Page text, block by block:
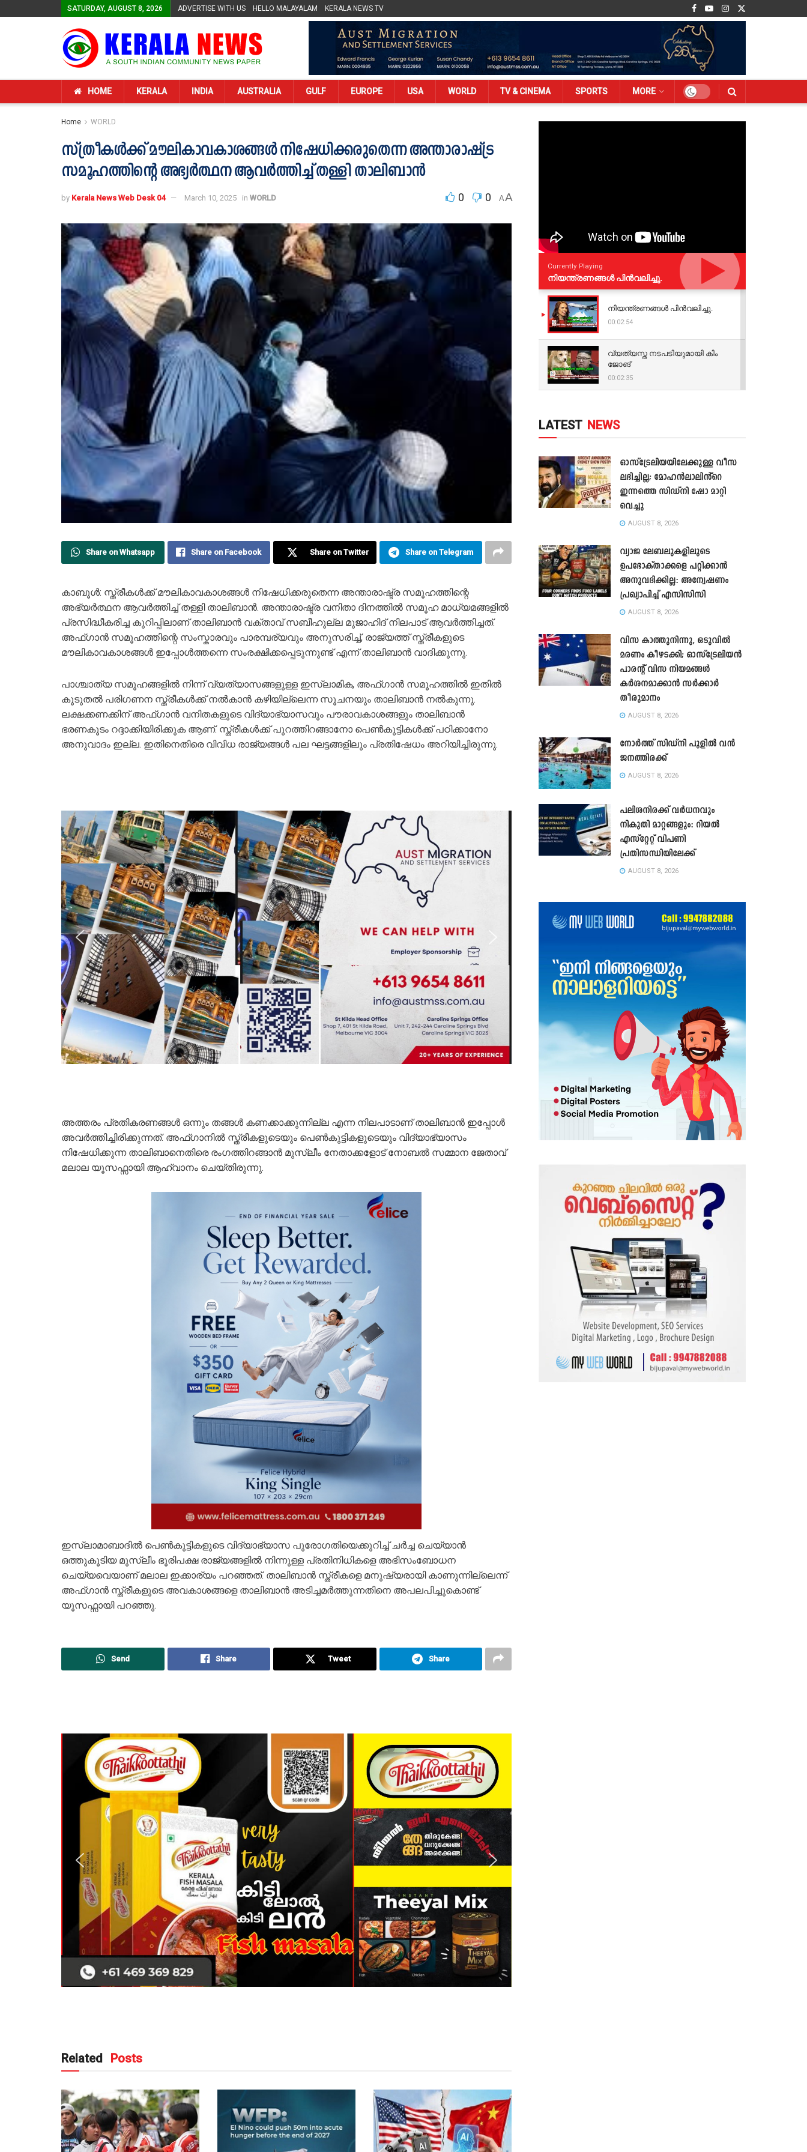
SATURDAY, AUGUST 8, 2026 ADVERTISE WITH US HELLO MALAYALAM KERALA NEWS TV
HOME KERALA INDIA AUSTRALIA GULF EUROPE USA WORLD TV & CINEMA SPORTS MORE
Home WORLD
സ്ത്രീകൾക്ക് മൗലികാവകാശങ്ങൾ നിഷേധിക്കരുതെന്ന അന്താരാഷ്ട്ര
സമൂഹത്തിന്റെ അഭ്യർത്ഥന ആവർത്തിച്ച് തള്ളി താലിബാൻ
by Kerala News Web Desk 04 March 10, 2025 in WORLD 0 0 AA
Share on Whatsapp Share on Facebook Share on Twitter Share on Telegram
കാബൂൾ: സ്ത്രീകൾക്ക് മൗലികാവകാശങ്ങൾ നിഷേധിക്കരുതെന്ന അന്താരാഷ്ട്ര സമൂഹത്തിന്റെ
അഭ്യർത്ഥന ആവർത്തിച്ച് തള്ളി താലിബാൻ. അന്താരാഷ്ട്ര വനിതാ ദിനത്തിൽ സമൂഹ മാധ്യമങ്ങളിൽ
പ്രസിദ്ധീകരിച്ച കുറിപ്പിലാണ് താലിബാൻ വക്താവ് സബീഹുല്ല മുജാഹിദ് നിലപാട് ആവർത്തിച്ചത്.
അഫ്ഗാൻ സമൂഹത്തിന്റെ സംസ്കാരവും പാരമ്പര്യവും അനുസരിച്ച്, രാജ്യത്ത് സ്ത്രീകളുടെ
മൗലികാവകാശങ്ങൾ ഇപ്പോൾത്തന്നെ സംരക്ഷിക്കപ്പെടുന്നുണ്ട് എന്ന് താലിബാൻ വാദിക്കുന്നു.
പാശ്ചാത്യ സമൂഹങ്ങളിൽ നിന്ന് വ്യത്യാസങ്ങളുള്ള ഇസ്ലാമിക, അഫ്ഗാൻ സമൂഹത്തിൽ ഇതിൽ
കൂടുതൽ പരിഗണന സ്ത്രീകൾക്ക് നൽകാൻ കഴിയില്ലെന്ന സൂചനയും താലിബാൻ നൽകുന്നു.
ലക്ഷക്കണക്കിന് അഫ്ഗാൻ വനിതകളുടെ വിദ്യാഭ്യാസവും പൗരാവകാശങ്ങളും താലിബാൻ
ഭരണകൂടം റദ്ദാക്കിയിരിക്കുക ആണ്. സ്ത്രീകൾക്ക് പുറത്തിറങ്ങാനോ പെൺകുട്ടികൾക്ക് പഠിക്കാനോ
അനുവാദം ഇല്ല. ഇതിനെതിരെ വിവിധ രാജ്യങ്ങൾ പല ഘട്ടങ്ങളിലും പ്രതിഷേധം അറിയിച്ചിരുന്നു.
അത്തരം പ്രതികരണങ്ങൾ ഒന്നും തങ്ങൾ കണക്കാക്കുന്നില്ല എന്ന നിലപാടാണ് താലിബാൻ ഇപ്പോൾ
അവർത്തിച്ചിരിക്കുന്നത്. അഫ്​ഗാനിൽ സ്ത്രീകളുടെയും പെൺകുട്ടികളുടെയും വിദ്യാഭ്യാസം
നിഷേധിക്കുന്ന താലിബാനെതിരെ രം​ഗത്തിറങ്ങാൻ മുസ്ലീം നേതാക്കളോട് നോബൽ സമ്മാന ജേതാവ്
മലാല യൂസഫ്സായി ആഹ്വാനം ചെയ്തിരുന്നു.
ഇസ്ലാമാബാദിൽ പെൺകുട്ടികളുടെ വിദ്യാഭ്യാസ പുരോഗതിയെക്കുറിച്ച് ചർച്ച ചെയ്യാൻ
ഒത്തുകൂടിയ മുസ്ലീം ഭൂരിപക്ഷ രാജ്യങ്ങളിൽ നിന്നുള്ള പ്രതിനിധികളെ അഭിസംബോധന
ചെയ്യവെയാണ് മലാല ഇക്കാര്യം പറഞ്ഞത്. താലിബാൻ സ്ത്രീകളെ മനുഷ്യരായി കാണുന്നില്ലെന്ന്
അഫ്ഗാൻ സ്ത്രീകളുടെ അവകാശങ്ങളെ താലിബാൻ അടിച്ചമർത്തുന്നതിനെ അപലപിച്ചുകൊണ്ട്
യൂസഫ്സായി പറഞ്ഞു.
Send Share Tweet Share
Related Posts
Currently Playing
നിയന്ത്രണങ്ങള്‍ പിന്‍വലിച്ചു.
നിയന്ത്രണങ്ങള്‍ പിന്‍വലിച്ചു.
00:02:54
വ്യത്യസ്ത നടപടിയുമായി കിം
ജോങ്
00:02:35
LATEST NEWS
ഓസ്‌ട്രേലിയയിലേക്കുള്ള വീസ
ലഭിച്ചില്ല; മോഹൻലാലിൻ്റെ
ഇന്നത്തെ സിഡ്നി ഷോ മാറ്റി
വെച്ചു
AUGUST 8, 2026
വ്യാജ ലേബലുകളിലൂടെ
ഉപഭോക്താക്കളെ പറ്റിക്കാൻ
അനുവദിക്കില്ല: അന്വേഷണം
പ്രഖ്യാപിച്ച് എസിസിസി
AUGUST 8, 2026
വിസ കാത്തുനിന്നു, ഒടുവിൽ
മരണം കീഴടക്കി; ഓസ്‌ട്രേലിയൻ
പാരന്റ് വിസ നിയമങ്ങൾ
കർശനമാക്കാൻ സർക്കാർ
തീരുമാനം
AUGUST 8, 2026
നോർത്ത് സിഡ്നി പൂളിൽ വൻ
ജനത്തിരക്ക്
AUGUST 8, 2026
പലിശനിരക്ക് വർധനവും
നികുതി മാറ്റങ്ങളും: റിയൽ
എസ്റ്റേറ്റ് വിപണി
പ്രതിസന്ധിയിലേക്ക്
AUGUST 8, 2026